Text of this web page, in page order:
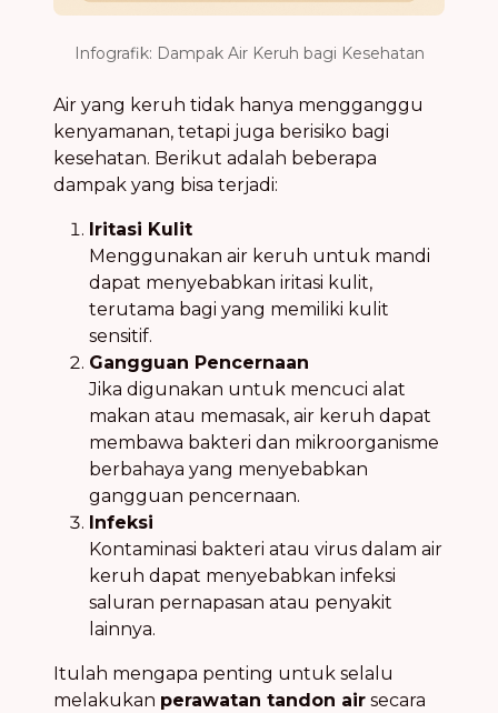
Infografik: Dampak Air Keruh bagi Kesehatan
Air yang keruh tidak hanya mengganggu
kenyamanan, tetapi juga berisiko bagi
kesehatan. Berikut adalah beberapa
dampak yang bisa terjadi:
Iritasi Kulit
Menggunakan air keruh untuk mandi
dapat menyebabkan iritasi kulit,
terutama bagi yang memiliki kulit
sensitif.
Gangguan Pencernaan
Jika digunakan untuk mencuci alat
makan atau memasak, air keruh dapat
membawa bakteri dan mikroorganisme
berbahaya yang menyebabkan
gangguan pencernaan.
Infeksi
Kontaminasi bakteri atau virus dalam air
keruh dapat menyebabkan infeksi
saluran pernapasan atau penyakit
lainnya.
Itulah mengapa penting untuk selalu
melakukan perawatan tandon air secara